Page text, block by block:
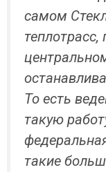
самом
То есть
такую
такие